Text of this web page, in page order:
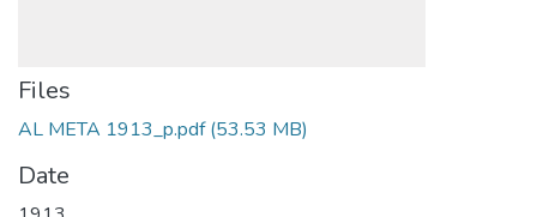
Files
AL META 1913_p.pdf(53.53 MB)
Date